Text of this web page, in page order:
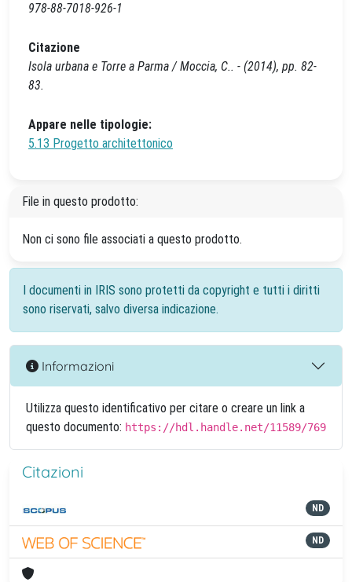
978-88-7018-926-1
Citazione
Isola urbana e Torre a Parma / Moccia, C.. - (2014), pp. 82-
83.
Appare nelle tipologie:
5.13 Progetto architettonico
File in questo prodotto:
Non ci sono file associati a questo prodotto.
I documenti in IRIS sono protetti da copyright e tutti i diritti
sono riservati, salvo diversa indicazione.
Informazioni
Utilizza questo identificativo per citare o creare un link a
questo documento: https://hdl.handle.net/11589/769
Citazioni
ND
ND